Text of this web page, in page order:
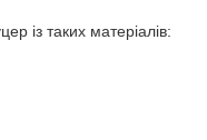
із таких матеріалів: